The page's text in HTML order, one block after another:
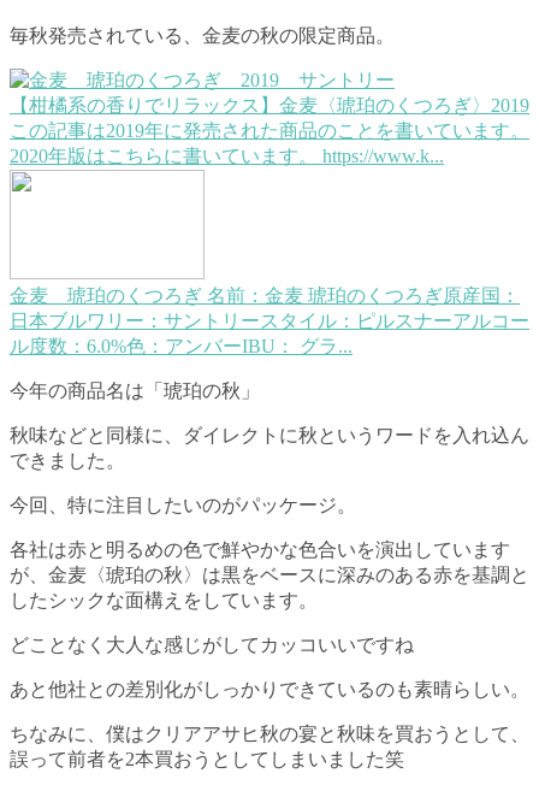
毎秋発売されている、金麦の秋の限定商品。
【柑橘系の香りでリラックス】金麦〈琥珀のくつろぎ〉2019
この記事は2019年に発売された商品のことを書いています。
2020年版はこちらに書いています。 https://www.k...
金麦 琥珀のくつろぎ 名前：金麦 琥珀のくつろぎ原産国：
日本ブルワリー：サントリースタイル：ピルスナーアルコー
ル度数：6.0%色：アンバーIBU： グラ...
今年の商品名は「琥珀の秋」
秋味などと同様に、ダイレクトに秋というワードを入れ込ん
できました。
今回、特に注目したいのがパッケージ。
各社は赤と明るめの色で鮮やかな色合いを演出しています
が、金麦〈琥珀の秋〉は黒をベースに深みのある赤を基調と
したシックな面構えをしています。
どことなく大人な感じがしてカッコいいですね
あと他社との差別化がしっかりできているのも素晴らしい。
ちなみに、僕はクリアアサヒ秋の宴と秋味を買おうとして、
誤って前者を2本買おうとしてしまいました笑